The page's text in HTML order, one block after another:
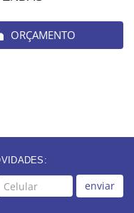
ORÇAMENTO
enviar